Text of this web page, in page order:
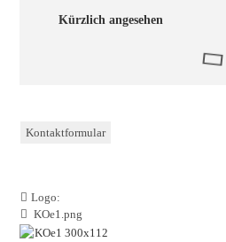
Kürzlich angesehen
Kontaktformular
Logo:
KOe1.png